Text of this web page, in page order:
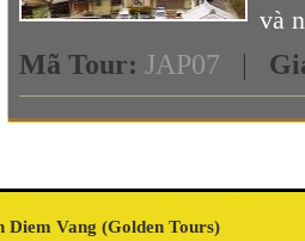
và
Mã Tour: JAP07 |
Diem Vang (Golden Tours)